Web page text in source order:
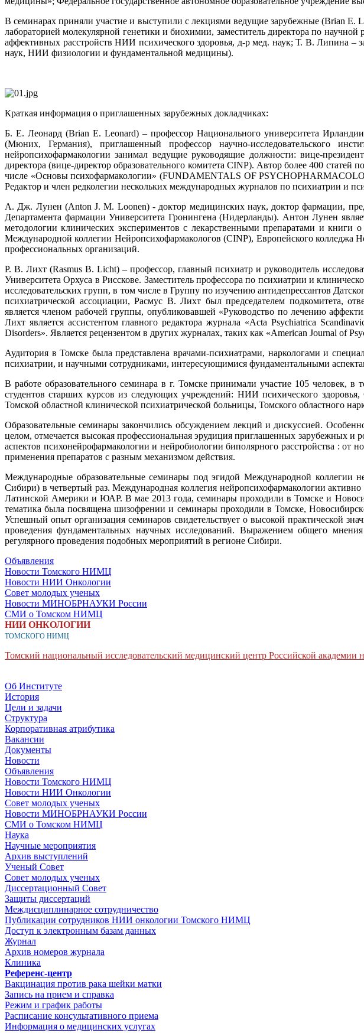
В семинарах приняли участие и выступили с лекциями ведущие зарубежные (Brian
лабораторией молекулярной генетики и биохимии, заместитель директора по
аффективных расстройств НИИ психического здоровья, д-р мед. наук; Т. В. Липина –
наук, НИИ физиологии и фундаментальной медицины).
Краткая информация о приглашенных зарубежных докладчиках:
Б. Е. Леонард (Brian E. Leonard) – профессор Национального университета
(Мюних, Германия), приглашенный профессор научно-исследовательского
нейропсихофармакологии занимал ведущие руководящие должности: вице-
директора (вице-директор образовательного комитета CINP). Автор более 400
числе «Основы психофармакологии» (FUNDAMENTALS OF
Редактор и член редколегии нескольких международных журналов по психиатрии и
А. Дж. Лунен (Anton J. M. Loonen) - доктор медицинских наук, доктор фармации,
Департамента фармации Университета Гронингена (Нидерланды). Антон Лунен
методологии клинических экспериментов с лекарственными препаратами и книги
Международной коллегии Нейропсихофармакологов (CINP), Европейского колледжа
профессиональных организаций.
Р. В. Лихт (Rasmus В. Licht) – профессор, главный психиатр и руководитель
Университета Орхуса в Рисскове. Заместитель профессора по психиатрии и
исследовательских групп, в том числе в Группу по изучению антидепрессантов
психиатрической ассоциации, Расмус В. Лихт был председателем подкомитета,
является членом рабочей группы, опубликовавшей «Руководство по лечению
Лихт является ассистентом главного редактора журнала «Acta Psychiatrica
Disorders». Является рецензентом в других журналах, таких как «American Journal of
Аудитория в Томске была представлена врачами-психиатрами, наркологами и
психиатрии, и научными сотрудниками, интересующимися фундаментальными
В работе образовательного семинара в г. Томске принимали участие 105 человек,
студентов старших курсов из следующих учреждений: НИИ психического здоровья,
Томской областной клинической психиатрической больницы, Томского областного
Образовательные семинары закончились обсуждением лекций и дискуссией.
целом, отмечается высокая профессиональная эрудиция приглашенных зарубежных
аспектов психонейрофармакологии и нейробиологии биполярного расстройства : от
применения препаратов с разным механизмом действия.
Международные образовательные семинары под эгидой Международной коллегии
Сибири) в четвертый раз. Международная коллегия нейропсихофармакологии
Латинской Америки и ЮАР. В мае 2013 года, семинары проходили в Томске и
тематика была посвящена шизофрении и семинары проходили в Томске,
Успешный опыт организация семинаров свидетельствует о высокой практической
проведения фундаментальных научных исследований. Выражением общего
регулярного проведения подобных мероприятий в регионе Сибири.
Объявления
Новости Томского НИМЦ
Новости НИИ Онкологии
Совет молодых ученых
Новости МИНОБРНАУКИ России
СМИ о Томском НИМЦ
НИИ ОНКОЛОГИИ
ТОМСКОГО НИМЦ
Томский национальный исследовательский медицинский центр Российской академии
Об Институте
История
Цели и задачи
Структура
Корпоративная атрибутика
Вакансии
Документы
Новости
Объявления
Новости Томского НИМЦ
Новости НИИ Онкологии
Совет молодых ученых
Новости МИНОБРНАУКИ России
СМИ о Томском НИМЦ
Наука
Научные мероприятия
Архив выступлений
Ученый Совет
Совет молодых ученых
Диссертационный Совет
Защиты диссертаций
Междисциплинарное сотрудничество
Публикации сотрудников НИИ онкологии Томского НИМЦ
Доступ к электронным базам данных
Журнал
Архив номеров журнала
Клиника
Референс-центр
Вакцинация против рака шейки матки
Запись на прием и справка
Режим и график работы
Расписание консультативного приема
Информация о медицинских услугах